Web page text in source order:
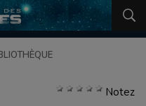
Notez